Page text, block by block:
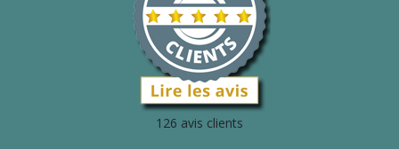
126 avis clients